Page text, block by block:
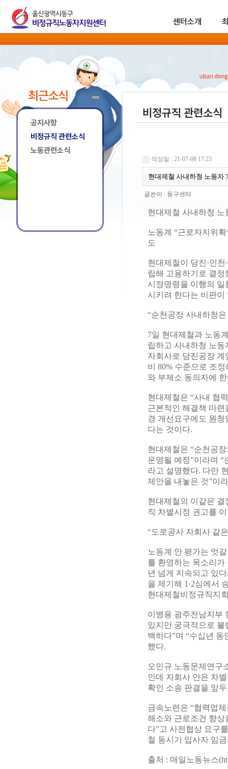
센터소개
최근소식
공지사항
비정규직 관련소식
노동관련소식
비정규직 관련소식
작성일 : 21-07-08 17:23
현대제철 사내하청 노동자
글쓴이 : 동구센터
현대제철 사내하청 노
노동계 “근로자지위
도
현대제철이 당진·인
립해 고용하기로 결정
시정명령을 이행의 일
시키려 한다는 비판이
“순천공장 사내하청
7일 현대제철과 노동
립하고 사내하청 노동
자회사로 당진공장
비 80% 수준으로 조
와 부제소 동의자에
현대제철은 “사내 협
근본적인 해결책 마
경 개선요구에도 원
다는 것이다.
현대제철은 “순천공
운영될 예정”이라며
라고 설명했다. 다만
제안을 내놓은 것”이
현대제철의 이같은 결
직 차별시정 권고를
“도로공사 자회사 같
노동계 안 평가는 엇
를 환영하는 목소리
년 넘게 지속되고 있
을 제기해 1·2심에서
현대제철비정규직지
이병용 광주전남지부
있지만 궁극적으로
백하다”며 “수십년
했다.
오민규 노동문제연구
인데 자회사 안은 차
확인 소송 판결을 앞
금속노련은 “협력업
해소와 근로조건 향
다”고 사전협상 요구
철 동시기 입사자 임
출처 : 매일노동뉴스(